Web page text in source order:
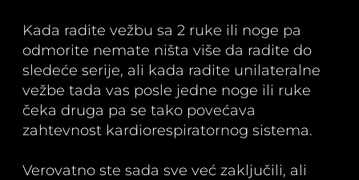
Kada radite vežbu sa 2 ruke ili noge pa
odmorite nemate ništa više da radite do
sledeće serije, ali kada radite unilateralne
vežbe tada vas posle jedne noge ili ruke
čeka druga pa se tako povećava
zahtevnost kardiorespiratornog sistema.
Verovatno ste sada sve već zaključili, ali